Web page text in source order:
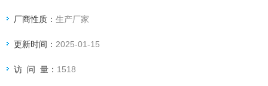
厂商性质：生产厂家
更新时间： 2025-01-15
访 问 量： 1518